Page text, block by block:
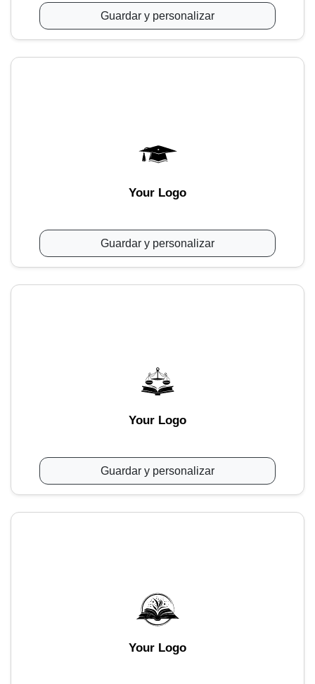
Guardar y personalizar
Your Logo
Guardar y personalizar
Your Logo
Guardar y personalizar
Your Logo